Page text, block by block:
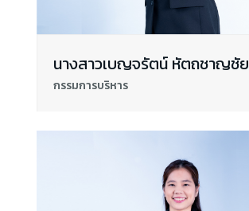
นางสาวเบญจรัตน์ หัตถชาญชัย
กรรมการบริหาร